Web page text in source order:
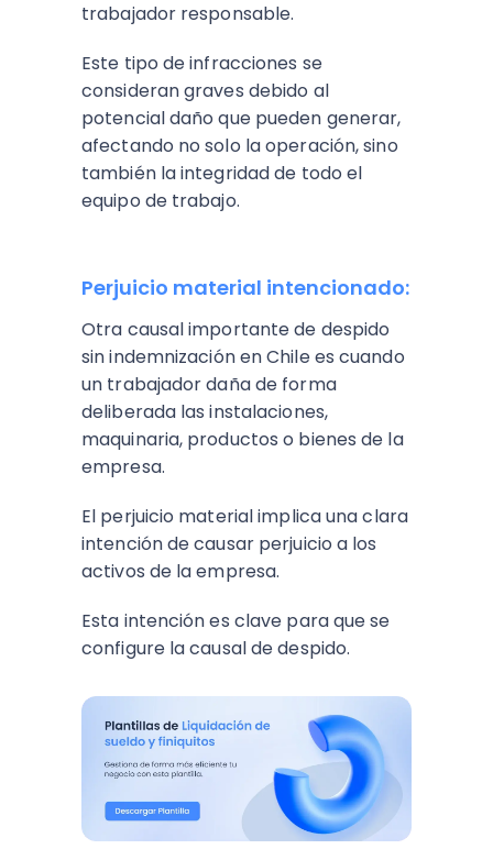
trabajador responsable.
Este tipo de infracciones se
consideran graves debido al
potencial daño que pueden generar,
afectando no solo la operación, sino
también la integridad de todo el
equipo de trabajo.
Perjuicio material intencionado:
Otra causal importante de despido
sin indemnización en Chile es cuando
un trabajador daña de forma
deliberada las instalaciones,
maquinaria, productos o bienes de la
empresa.
El perjuicio material implica una clara
intención de causar perjuicio a los
activos de la empresa.
Esta intención es clave para que se
configure la causal de despido.